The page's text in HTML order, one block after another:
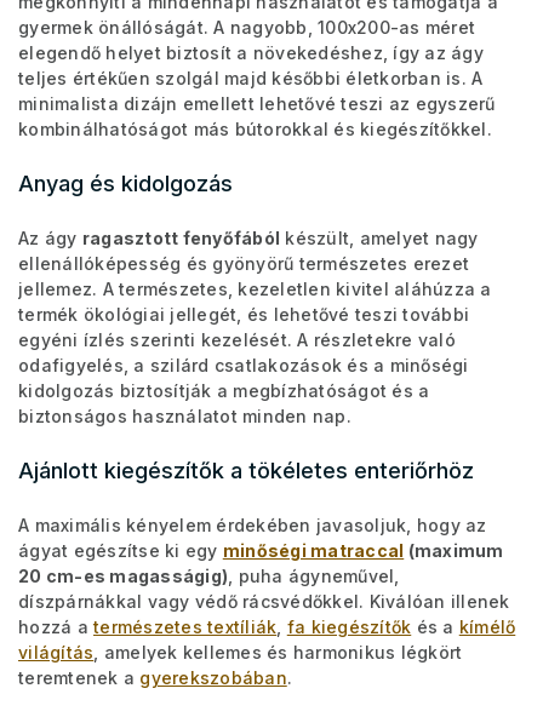
gyermek önállóságát. A nagyobb, 100x200-as méret
elegendő helyet biztosít a növekedéshez, így az ágy
teljes értékűen szolgál majd későbbi életkorban is. A
minimalista dizájn emellett lehetővé teszi az egyszerű
kombinálhatóságot más bútorokkal és kiegészítőkkel.
Anyag és kidolgozás
Az ágy ragasztott fenyőfából készült, amelyet nagy
ellenállóképesség és gyönyörű természetes erezet
jellemez. A természetes, kezeletlen kivitel aláhúzza a
termék ökológiai jellegét, és lehetővé teszi további
egyéni ízlés szerinti kezelését. A részletekre való
odafigyelés, a szilárd csatlakozások és a minőségi
kidolgozás biztosítják a megbízhatóságot és a
biztonságos használatot minden nap.
Ajánlott kiegészítők a tökéletes enteriőrhöz
A maximális kényelem érdekében javasoljuk, hogy az
ágyat egészítse ki egy minőségi matraccal (maximum
20 cm-es magasságig) , puha ágyneművel,
díszpárnákkal vagy védő rácsvédőkkel. Kiválóan illenek
hozzá atermészetes textíliák fa kiegészítők és a kímélő
világítás , amelyek kellemes és harmonikus légkört
teremtenek a gyerekszobában.